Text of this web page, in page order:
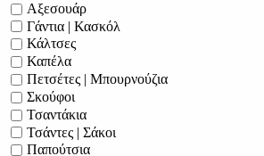
Αξεσουάρ
Γάντια | Κασκόλ
Κάλτσες
Καπέλα
Πετσέτες | Μπουρνούζια
Σκούφοι
Τσαντάκια
Τσάντες | Σάκοι
Παπούτσια